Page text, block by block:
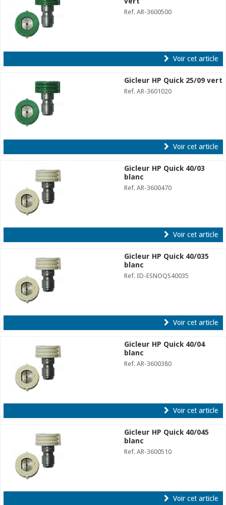
Ref. AR-3600500
Voir cet article
Gicleur HP Quick 25/09 vert
Ref. AR-3601020
Voir cet article
Gicleur HP Quick 40/03
blanc
Ref. AR-3600470
Voir cet article
Gicleur HP Quick 40/035
blanc
Ref. ID-ESNOQS40035
Voir cet article
Gicleur HP Quick 40/04
blanc
Ref. AR-3600380
Voir cet article
Gicleur HP Quick 40/045
blanc
Ref. AR-3600510
Voir cet article